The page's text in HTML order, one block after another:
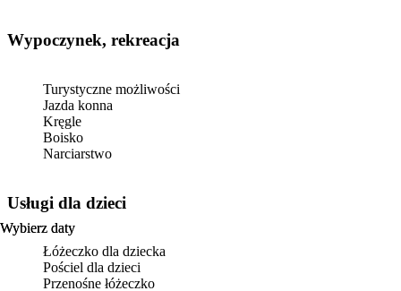
Wybierz daty
Wybierz daty
Wypoczynek, rekreacja
Turystyczne możliwości
Jazda konna
Kręgle
Boisko
Narciarstwo
usługi dla dzieci
Łóżeczko dla dziecka
Pościel dla dzieci
Przenośne łóżeczko